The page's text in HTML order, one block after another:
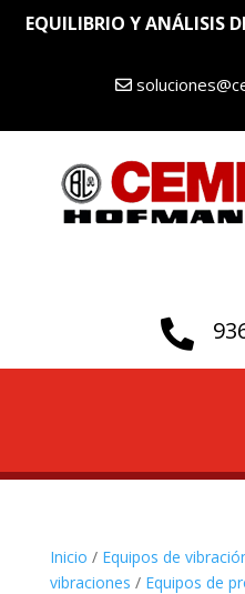
EQUILIBRIO Y ANÁLISIS

Inicio / Equipos de
vibraciones / Equipos de